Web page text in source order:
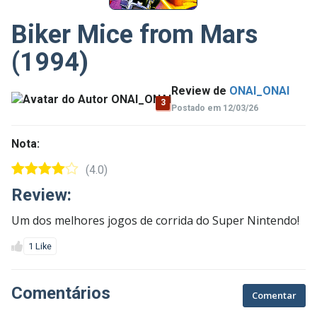
Biker Mice from Mars
(1994)
3
Review de ONAI_ONAI
Postado em 12/03/26
Nota:
(4.0)
Review:
Um dos melhores jogos de corrida do Super Nintendo!
1 Like
Comentários Comentar